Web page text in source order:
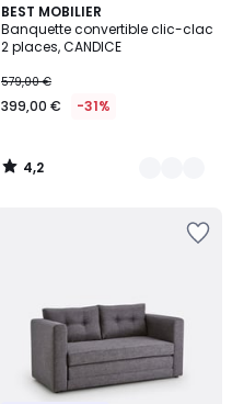
BEST MOBILIER
Banquette convertible clic-clac
2 places, CANDICE
579,00 €
399,00 € -31%
4,2
/ 5
5
Couleurs
4,2
/